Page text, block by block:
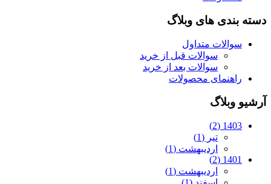
دسته بندی های وبلاگ
سوالات متداول
سوالات قبل از خرید
سوالات بعد از خرید
راهنمای محصولات
آرشیو وبلاگ
1403 (2)
تیر (1)
اردیبهشت (1)
1401 (2)
اردیبهشت (1)